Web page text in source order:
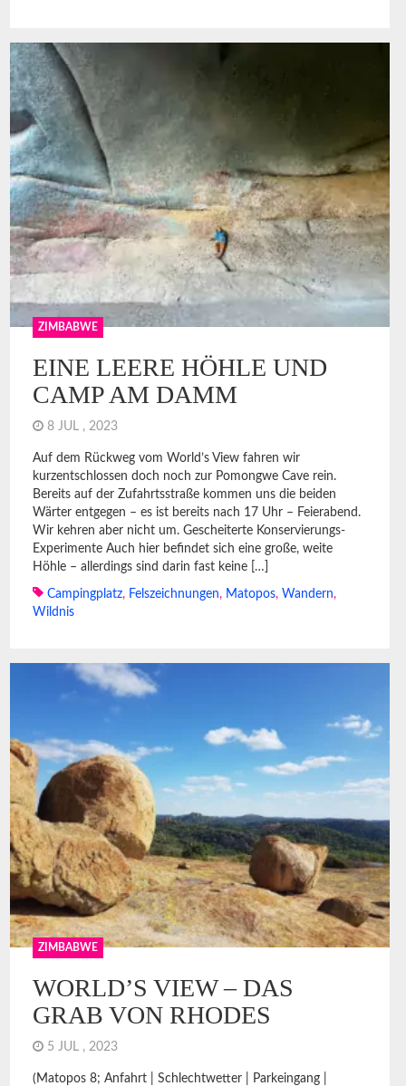
July 2023
June 2023
May 2023
April 2023
March 2023
February 2023
January 2023
December 2022
October 2022
September 2022
August 2022
ZIMBABWE
EINE LEERE HÖHLE UND
CAMP AM DAMM
8 JUL , 2023
Auf dem Rückweg vom World’s View fahren wir
kurzentschlossen doch noch zur Pomongwe Cave rein.
Bereits auf der Zufahrtsstraße kommen uns die beiden
Wärter entgegen – es ist bereits nach 17 Uhr – Feierabend.
Wir kehren aber nicht um. Gescheiterte Konservierungs-
Experimente Auch hier befindet sich eine große, weite
Höhle – allerdings sind darin fast keine […]
Campingplatz, Felszeichnungen, Matopos, Wandern,
Wildnis
ZIMBABWE
WORLD’S VIEW – DAS
GRAB VON RHODES
5 JUL , 2023
(Matopos 8; Anfahrt | Schlechtwetter | Parkeingang |